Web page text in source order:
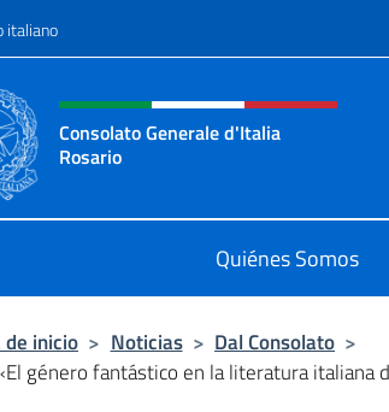
italiano
del sitio web,
Consolato Generale d'Italia
Rosario
Quiénes Somos
de inicio > Noticias > Dal Consolato >
género fantástico en la literatura italiana